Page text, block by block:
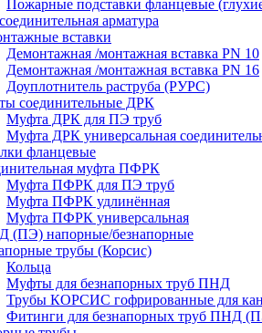
Пожарные подставки фланцевые
арматура
вставки
Демонтажная /монтажная вставка PN 10
Демонтажная /монтажная вставка PN 16
Доуплотнитель раструба (РУРС)
соединительные ДРК
Муфта ДРК для ПЭ труб
Муфта ДРК универсальная
фланцевые
муфта ПФРК
Муфта ПФРК для ПЭ труб
Муфта ПФРК удлинённая
Муфта ПФРК универсальная
(ПЭ) напорные/безнапорные
трубы (Корсис)
Кольца
Муфты для безнапорных труб ПНД
Трубы КОРСИС гофрированные для
Фитинги для безнапорных труб ПНД